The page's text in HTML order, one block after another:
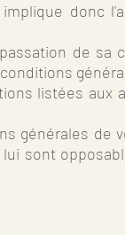
donc
de sa
listées aux
générales de
sont